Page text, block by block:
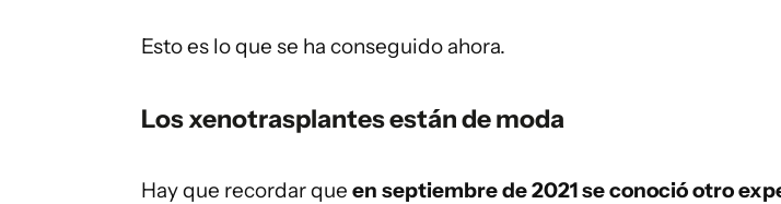
Esto es lo que se ha conseguido ahora.
Los xenotrasplantes están de moda
Hay que recordar que en septiembre de 2021 se conoció otro